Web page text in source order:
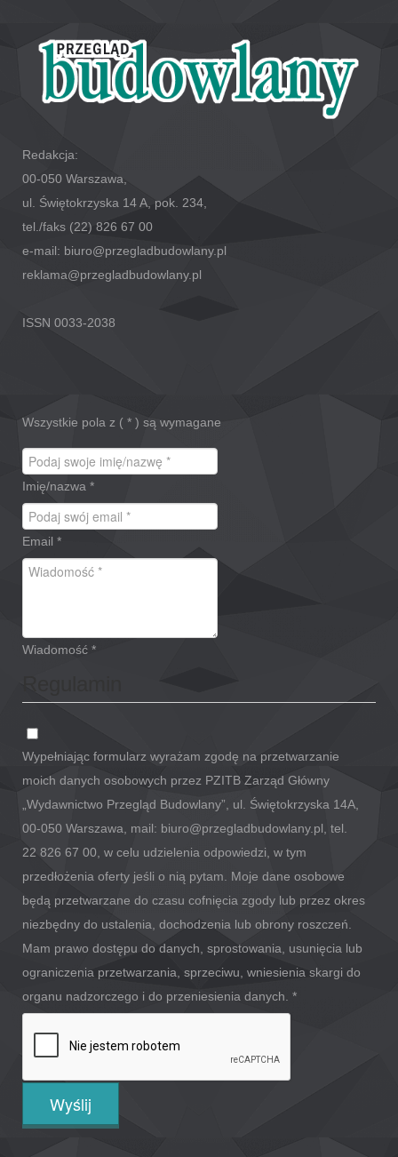
Redakcja:
00-050 Warszawa,
ul. Świętokrzyska 14 A, pok. 234,
tel./faks (22) 826 67 00
e-mail: biuro@przegladbudowlany.pl
reklama@przegladbudowlany.pl
ISSN 0033-2038
Wszystkie pola z ( * ) są wymagane
Imię/nazwa *
Email *
Wiadomość *
Wypełniając formularz wyrażam zgodę na przetwarzanie
moich danych osobowych przez PZITB Zarząd Główny
„Wydawnictwo Przegląd Budowlany”, ul. Świętokrzyska 14A,
00-050 Warszawa, mail: biuro@przegladbudowlany.pl, tel.
22 826 67 00, w celu udzielenia odpowiedzi, w tym
przedłożenia oferty jeśli o nią pytam. Moje dane osobowe
będą przetwarzane do czasu cofnięcia zgody lub przez okres
niezbędny do ustalenia, dochodzenia lub obrony roszczeń.
Mam prawo dostępu do danych, sprostowania, usunięcia lub
ograniczenia przetwarzania, sprzeciwu, wniesienia skargi do
organu nadzorczego i do przeniesienia danych. *